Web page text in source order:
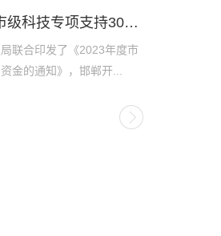
喜报！我公司获得市级科技专项支持300万元
联合印发了《2023年度市
金的通知》，邯郸开...